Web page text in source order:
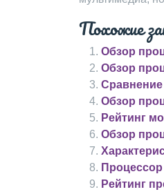
Похожие
Обзор
Обзор
Сравнение
Обзор
Рейтинг
Обзор
Процессор
Рейтинг